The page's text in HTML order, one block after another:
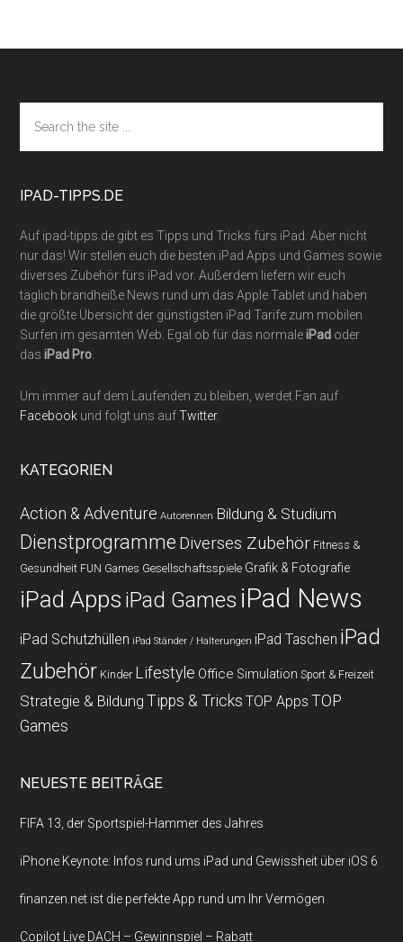
Footer
the
site
IPAD-TIPPS.DE
Auf ipad-tipps.de gibt es Tipps und Tricks fürs iPad. Aber nicht
nur das! Wir stellen euch die besten iPad Apps und Games sowie
diverses Zubehör fürs iPad vor. Außerdem liefern wir euch
täglich brandheiße News rund um das Apple Tablet und haben
die größte Übersicht der günstigsten iPad Tarife zum mobilen
Surfen im gesamten Web. Egal ob für das normaleiPad oder
dasiPad Pro
Um immer auf dem Laufenden zu bleiben, werdet Fan auf
Facebook und folgt uns aufTwitter.
KATEGORIEN
Action & Adventure Autorennen Bildung & Studium
Dienstprogramme Diverses Zubehör Fitness &
Gesundheit FUN Games Gesellschaftsspiele Grafik & Fotografie
iPad Apps iPad Games iPad News
iPad Schutzhüllen iPad Ständer / Halterungen iPad Taschen iPad
Zubehör Kinder Lifestyle Office Simulation Sport & Freizeit
Strategie & Bildung Tipps & Tricks TOP Apps TOP
Games
NEUESTE BEITRÄGE
FIFA 13, der Sportspiel-Hammer des Jahres
iPhone Keynote: Infos rund ums iPad und Gewissheit über iOS 6
finanzen.net ist die perfekte App rund um Ihr Vermögen
Copilot Live DACH – Gewinnspiel – Rabatt